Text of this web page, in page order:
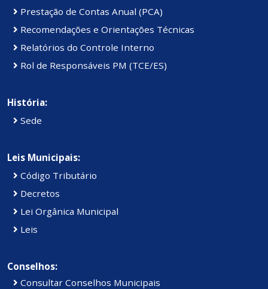
Prestação de Contas Anual (PCA)
Recomendações e Orientações Técnicas
Relatórios do Controle Interno
Rol de Responsáveis PM (TCE/ES)
História:
Sede
Leis Municipais:
Código Tributário
Decretos
Lei Orgânica Municipal
Leis
Conselhos:
Consultar Conselhos Municipais